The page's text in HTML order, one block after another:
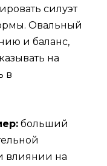
силуэт
Овальный
и баланс,
на
в
больший
влиянии на